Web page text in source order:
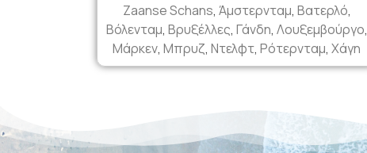
Zaanse Schans, Άμστερνταμ, Βατερλό,
Βόλενταμ, Βρυξέλλες, Γάνδη, Λουξεμβούργο,
Μάρκεν,Μπρυζ,Ντελφτ,Ρότερνταμ,Χάγη